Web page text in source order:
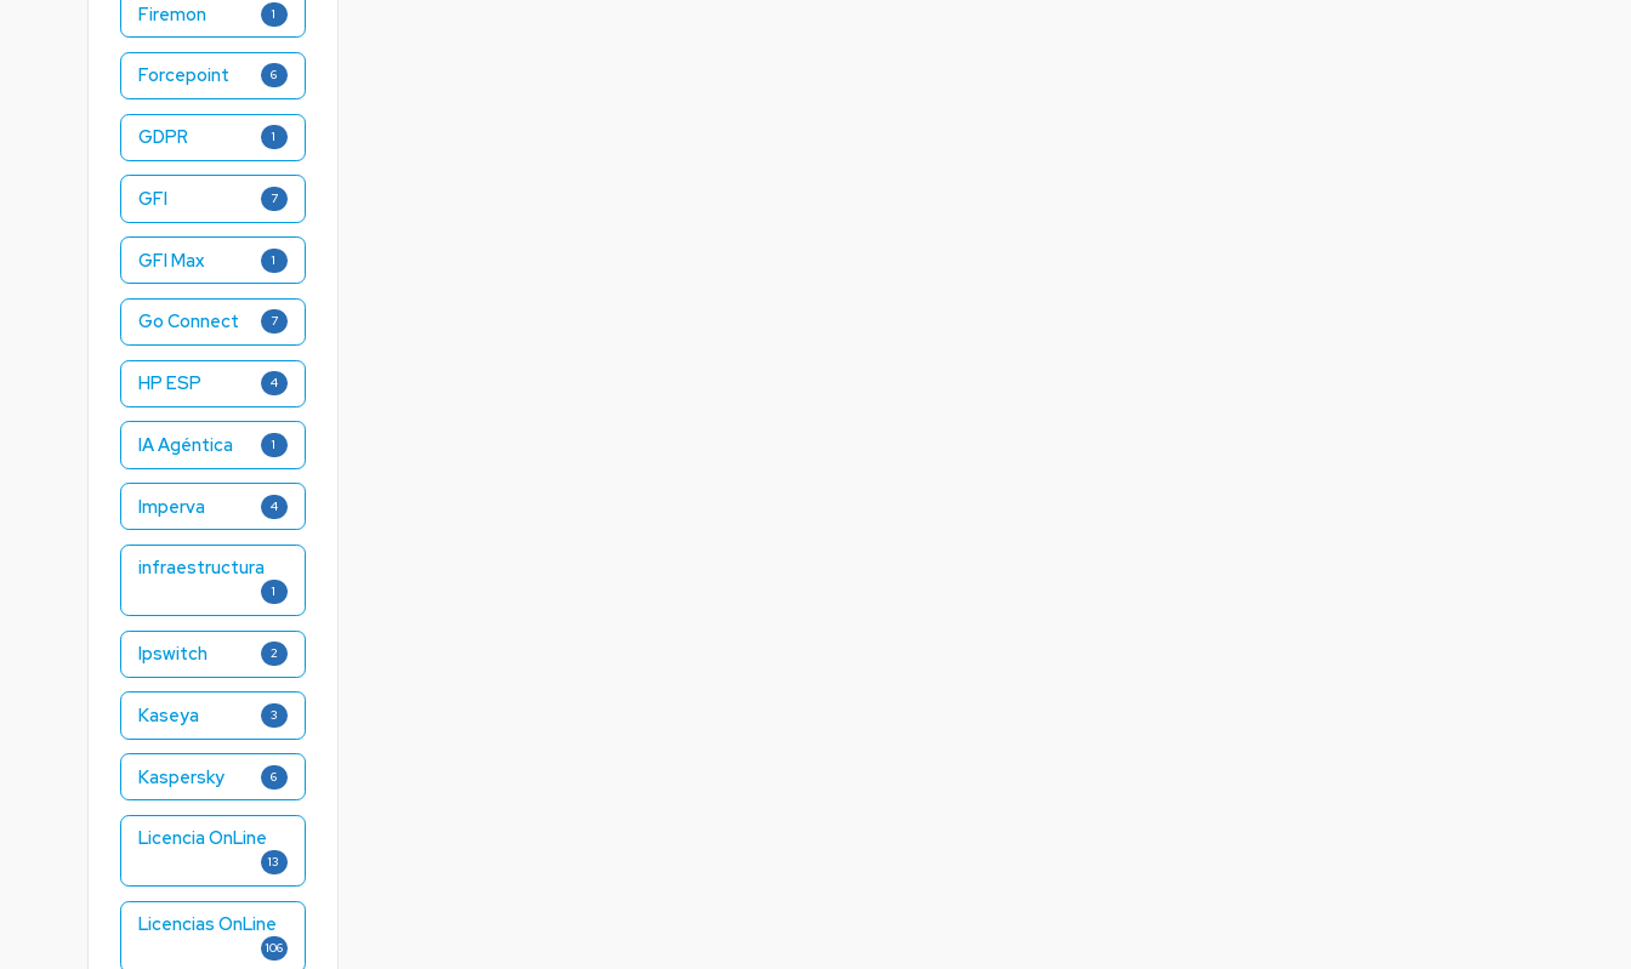
Firemon 1
Forcepoint 6
GDPR 1
GFI 7
GFI Max 1
Go Connect 7
HP ESP 4
IA Agéntica 1
Imperva 4
infraestructura
1
Ipswitch 2
Kaseya 3
Kaspersky 6
Licencia OnLine
13
Licencias OnLine
106